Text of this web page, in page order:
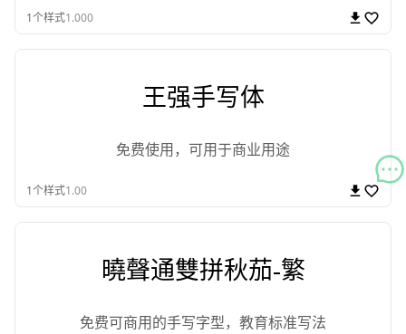
1个样式1.000
王强手写体
免费使用，可用于商业用途
1个样式1.00
曉聲通雙拼秋茄-繁
免费可商用的手写字型，教育标准写法